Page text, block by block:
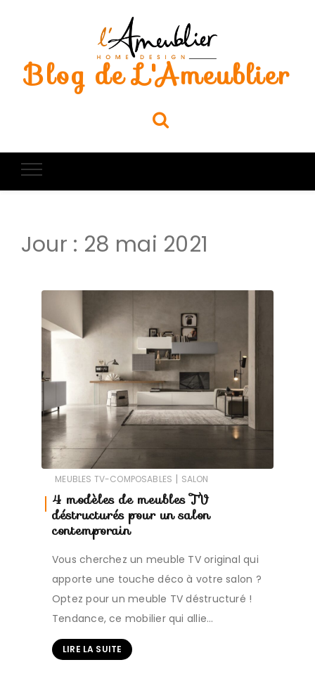
Blog de L'Ameublier
Jour : 28 mai 2021
MEUBLES TV-COMPOSABLES | SALON
4 modèles de meubles TV
déstructurés pour un salon
contemporain
Vous cherchez un meuble TV original qui
apporte une touche déco à votre salon ?
Optez pour un meuble TV déstructuré !
Tendance, ce mobilier qui allie…
LIRE LA SUITE